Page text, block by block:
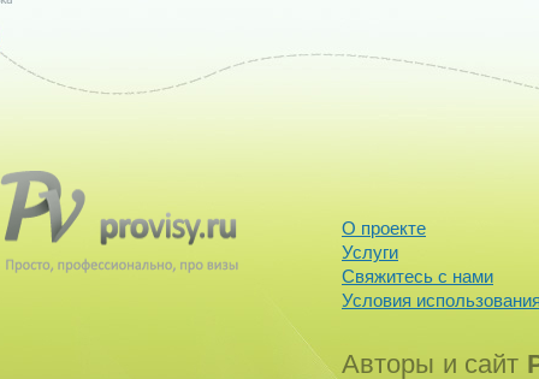
О проекте
Услуги
Свяжитесь с нами
Условия
Авторы и сайт